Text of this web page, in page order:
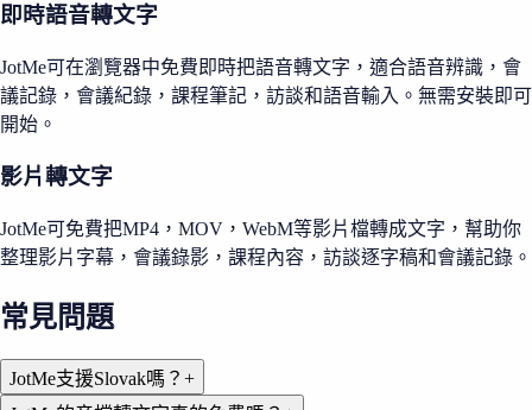
即時語音轉文字
JotMe可在瀏覽器中免費即時把語音轉文字，適合語音辨識，會
議記錄，會議紀錄，課程筆記，訪談和語音輸入。無需安裝即可
開始。
影片轉文字
JotMe可免費把MP4，MOV，WebM等影片檔轉成文字，幫助你
整理影片字幕，會議錄影，課程內容，訪談逐字稿和會議記錄。
常見問題
JotMe支援Slovak嗎？ +